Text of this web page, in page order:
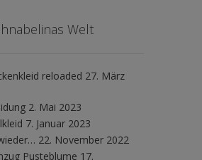
Welt
reloaded 27. März
2. Mai 2023
7. Januar 2023
22. November 2022
Pusteblume 17.